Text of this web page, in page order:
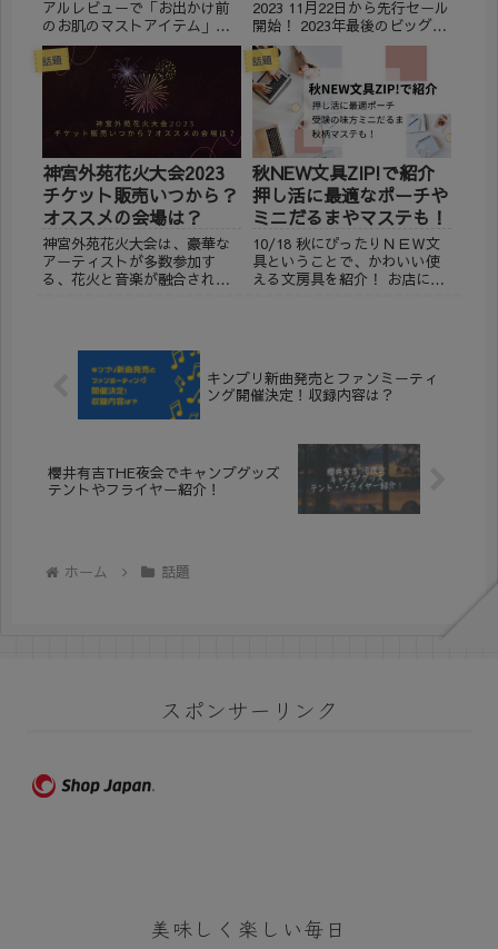
アルレビューで「お出かけ前
のお肌のマストアイテム」に
ついて紹介されました。 季節
の変わり目にお肌のお悩みは
つきものですよね…。湿度が
上がりニキビや肌荒れなどの
なやみが増える中、紫外線が
増えるなど外出前の対策...
2023 11月22日から先行セール
開始！ 2023年最後のビッグセ
ール、Amazonブラックフラ
イデーの日程が発表されまし
た。 11月24日（金）0:00〜12
月1日（金）23:59で開催され
ます。 また、A...
話題
神宮外苑花火大会2023
チケット販売いつから？
オススメの会場は？
神宮外苑花火大会は、豪華な
アーティストが多数参加す
る、花火と音楽が融合された
見ることができます。 更に
「東日本大震災・熊本地震復
興チャリティー」として、収
話題
秋NEW文具ZIP!で紹介
押し活に最適なポーチや
ミニだるまやマステも！
10/18 秋にぴったりＮＥＷ文
具ということで、かわいい使
える文房具を紹介！ お店に行
みずたまロールシール サンス
ター文具 440...
キンプリ新曲発売とファンミーティ
ング開催決定！収録内容は？
櫻井有吉THE夜会でキャンプグッズ
テントやフライヤー紹介！
ホーム 話題
スポンサーリンク
美味しく楽しい毎日